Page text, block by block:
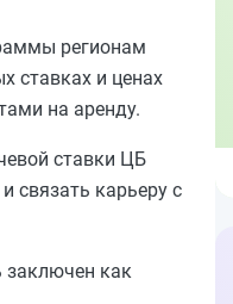
регионам
ставках и ценах
на аренду.
ставки ЦБ
связать карьеру с
заключен как